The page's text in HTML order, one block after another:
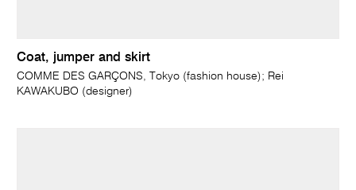
Coat, jumper and skirt
COMME DES GARÇONS, Tokyo (fashion house); Rei
KAWAKUBO (designer)